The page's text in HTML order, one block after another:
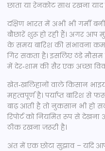
छाता या रेनकोट साथ रखना याद
दक्षिण भारत में अभी भी गर्मी
बौछारें शुरू हो रही हैं। अगर आप
के समय बारिश की संभावना कम
गिर सकता है। इसलिए ठंडे
में देर‑शाम की सैर एक अच्छा
खेत‑खलिहानों वाले किसान
महत्वपूर्ण है। पर्याप्त बारिश
बाढ़ आती है तो नुकसान भी हो
रिपोर्ट को नियमित रूप से
ठीक रखना ज़रूरी है।
अंत में एक छोटा सुझाव – यदि